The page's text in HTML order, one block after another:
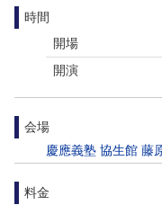
時間
開場
開演
会場
慶應義塾 協生館 藤
料金